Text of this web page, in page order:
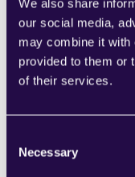
We also share
our social media,
may combine it with
provided to them or
of their services.
Selection
Necessary
Unternehmens
Learn more
2Chat